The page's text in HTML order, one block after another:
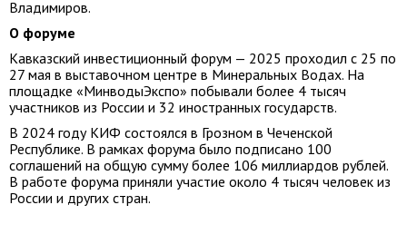
Владимиров.
О форуме
Кавказский инвестиционный форум — 2025 проходил с 25 по
27 мая в выставочном центре в Минеральных Водах. На
площадке «МинводыЭкспо» побывали более 4 тысяч
участников из России и 32 иностранных государств.
В 2024 году КИФ состоялся в Грозном в Чеченской
Республике. В рамках форума было подписано 100
соглашений на общую сумму более 106 миллиардов рублей.
В работе форума приняли участие около 4 тысяч человек из
России и других стран.